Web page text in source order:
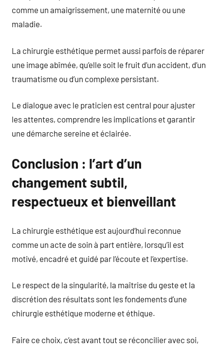
comme un amaigrissement, une maternité ou une
maladie.
La chirurgie esthétique permet aussi parfois de réparer
une image abîmée, qu’elle soit le fruit d’un accident, d’un
traumatisme ou d’un complexe persistant.
Le dialogue avec le praticien est central pour ajuster
les attentes, comprendre les implications et garantir
une démarche sereine et éclairée.
Conclusion : l’art d’un
changement subtil,
respectueux et bienveillant
La chirurgie esthétique est aujourd’hui reconnue
comme un acte de soin à part entière, lorsqu’il est
motivé, encadré et guidé par l’écoute et l’expertise.
Le respect de la singularité, la maîtrise du geste et la
discrétion des résultats sont les fondements d’une
chirurgie esthétique moderne et éthique.
Faire ce choix, c’est avant tout se réconcilier avec soi,